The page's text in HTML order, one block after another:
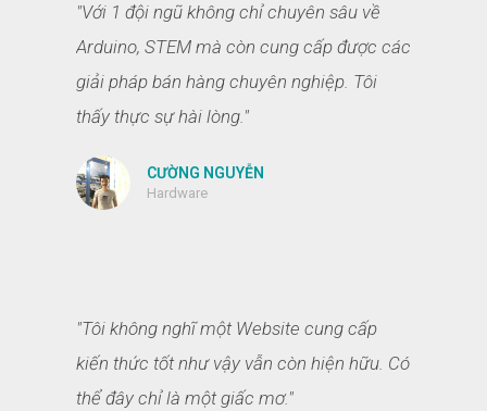
"Với 1 đội ngũ không chỉ chuyên sâu về
Arduino, STEM mà còn cung cấp được các
giải pháp bán hàng chuyên nghiệp. Tôi
thấy thực sự hài lòng."
CƯỜNG NGUYỄN
Hardware
"Tôi không nghĩ một Website cung cấp
kiến thức tốt như vậy vẫn còn hiện hữu. Có
thể đây chỉ là một giấc mơ."